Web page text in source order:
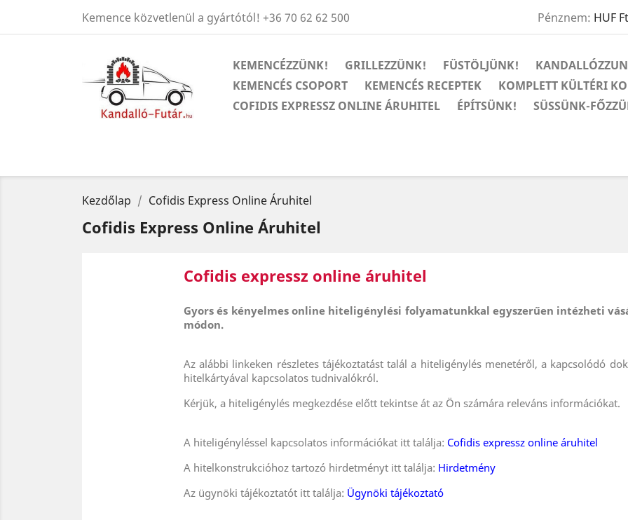
Kemence közvetlenül a gyártótól! +36 70 62 62 500 Pénznem: HUF Ft
KEMENCÉZZÜNK! GRILLEZZÜNK! FÜSTÖLJÜNK!
KEMENCÉS CSOPORT
KEMENCÉS RECEPTEK
KOMPLETT KÜLTÉRI
COFIDIS EXPRESSZ ONLINE ÁRUHITEL
ÉPÍTSÜNK! SÜSSÜNK-
Kezdőlap Cofidis Express Online Áruhitel
Cofidis Express Online Áruhitel
Cofidis expressz online áruhitel
Gyors és kényelmes online hiteligénylési folyamatunkkal egyszerűen intézheti
módon.
Az alábbi linkeken részletes tájékoztatást talál a hiteligénylés menetéről, a kapcsolódó
hitelkártyával kapcsolatos tudnivalókról.
Kérjük, a hiteligénylés megkezdése előtt tekintse át az Ön számára releváns információkat.
A hiteligényléssel kapcsolatos információkat itt találja: Cofidis expressz online áruhitel
A hitelkonstrukcióhoz tartozó hirdetményt itt találja: Hirdetmény
Az ügynöki tájékoztatót itt találja: Ügynöki tájékoztató